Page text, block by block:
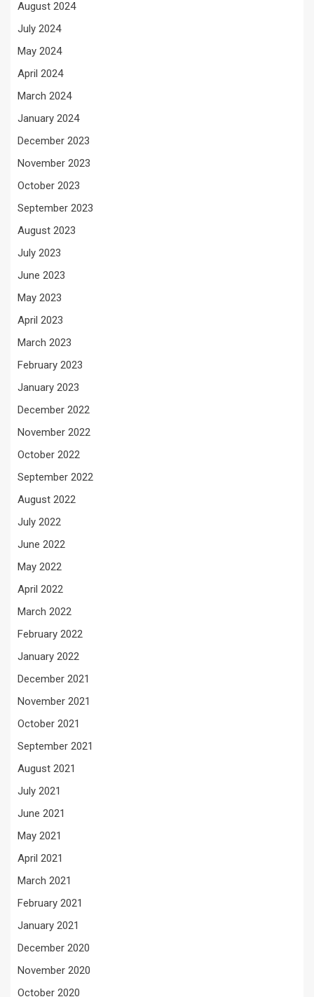
August 2024
July 2024
May 2024
April 2024
March 2024
January 2024
December 2023
November 2023
October 2023
September 2023
August 2023
July 2023
June 2023
May 2023
April 2023
March 2023
February 2023
January 2023
December 2022
November 2022
October 2022
September 2022
August 2022
July 2022
June 2022
May 2022
April 2022
March 2022
February 2022
January 2022
December 2021
November 2021
October 2021
September 2021
August 2021
July 2021
June 2021
May 2021
April 2021
March 2021
February 2021
January 2021
December 2020
November 2020
October 2020